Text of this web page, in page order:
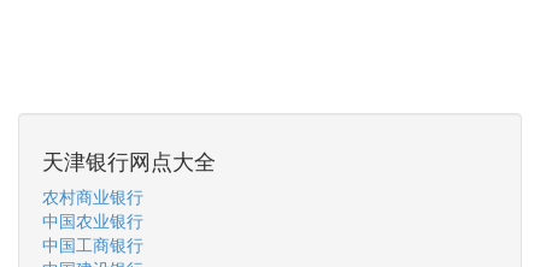
天津银行网点大全
农村商业银行
中国农业银行
中国工商银行